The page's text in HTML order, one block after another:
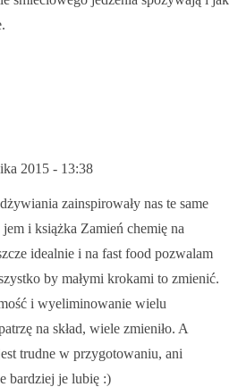
2015 - 13:38
zainspirowały nas te same
i książka Zamień chemię na
idealnie i na fast food pozwalam
by małymi krokami to zmienić.
i wyeliminowanie wielu
na skład, wiele zmieniło. A
trudne w przygotowaniu, ani
bardziej je lubię :)